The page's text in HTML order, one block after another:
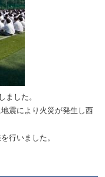
ました。
震により火災が発生し西
行いました。